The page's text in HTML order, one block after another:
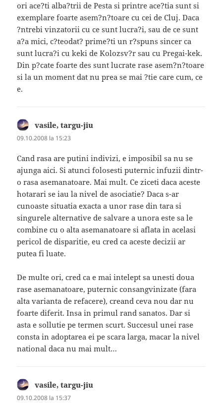
ori ace?ti alba?trii de Pesta si printre ace?tia sunt si
exemplare foarte asem?n?toare cu cei de Cluj. Daca
?ntrebi vinzatorii cu ce sunt lucra?i, sau de ce sunt
a?a mici, c?teodat? prime?ti un r?spuns sincer ca
sunt lucra?i cu keki de Kolozsv?r sau cu Pregai-kek.
Din p?cate foarte des sunt lucrate rase asem?n?toare
si la un moment dat nu prea se mai ?tie care cum, ce
e.
vasile, targu-jiu
09.10.2008 la 15:23
Cand rasa are putini indivizi, e imposibil sa nu se
ajunga aici. Si atunci folosesti puternic infuzii dintr-
o rasa asemanatoare. Mai mult. Ce ziceti daca aceste
hotarari se iau la nivel de asociatie? Daca s-ar
cunoaste situatia exacta a unor rase din tara si
singurele alternative de salvare a unora este sa le
combine cu o alta asemanatoare si aflata in acelasi
pericol de disparitie, eu cred ca aceste decizii ar
putea fi luate.
De multe ori, cred ca e mai intelept sa unesti doua
rase asemanatoare, puternic consangvinizate (fara
alta varianta de refacere), creand ceva nou dar nu
foarte diferit. Insa in primul rand sanatos. Dar si
asta e sollutie pe termen scurt. Succesul unei rase
consta in adoptarea ei pe scara larga, macar la nivel
national daca nu mai mult…
vasile, targu-jiu
09.10.2008 la 15:37